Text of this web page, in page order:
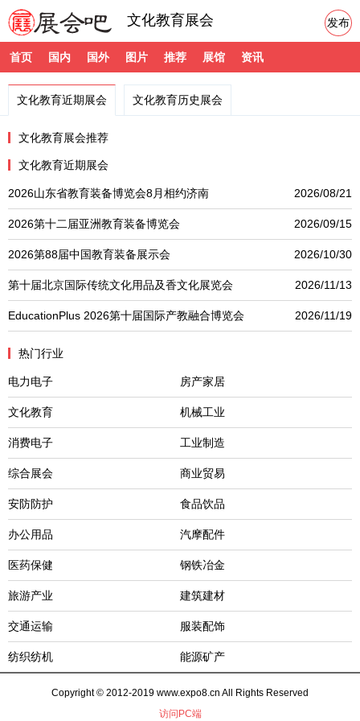
文化教育展会
首页 国内 国外 图片 推荐 展馆 资讯
发布
文化教育近期展会 文化教育历史展会
文化教育展会推荐
文化教育近期展会
2026/08/21
2026山东省教育装备博览会8月相约济南
2026/09/15
2026第十二届亚洲教育装备博览会
2026/10/30
2026第88届中国教育装备展示会
2026/11/13
第十届北京国际传统文化用品及香文化展览会
2026/11/19
EducationPlus 2026第十届国际产教融合博览会
热门行业
电力电子 房产家居
文化教育 机械工业
消费电子 工业制造
综合展会 商业贸易
安防防护 食品饮品
办公用品 汽摩配件
医药保健 钢铁冶金
旅游产业 建筑建材
交通运输 服装配饰
纺织纺机 能源矿产
Copyright © 2012-2019 www.expo8.cn All Rights Reserved
访问PC端